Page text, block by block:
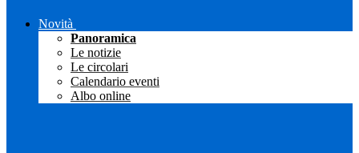
Novità
Panoramica
Le notizie
Le circolari
Calendario eventi
Albo online